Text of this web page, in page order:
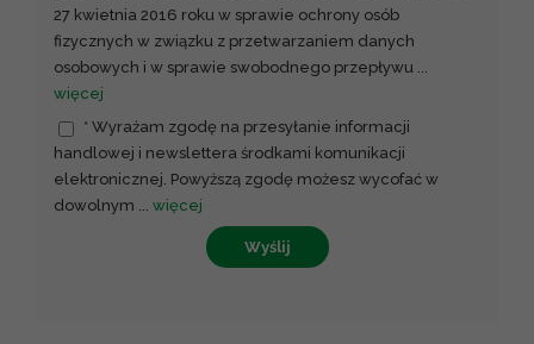
27 kwietnia 2016 roku w sprawie ochrony osób
fizycznych w związku z przetwarzaniem danych
osobowych i w sprawie swobodnego przepływu ...
więcej
* Wyrażam zgodę na przesyłanie informacji
handlowej i newslettera środkami komunikacji
elektronicznej. Powyższą zgodę możesz wycofać w
dowolnym ... więcej
Wyślij